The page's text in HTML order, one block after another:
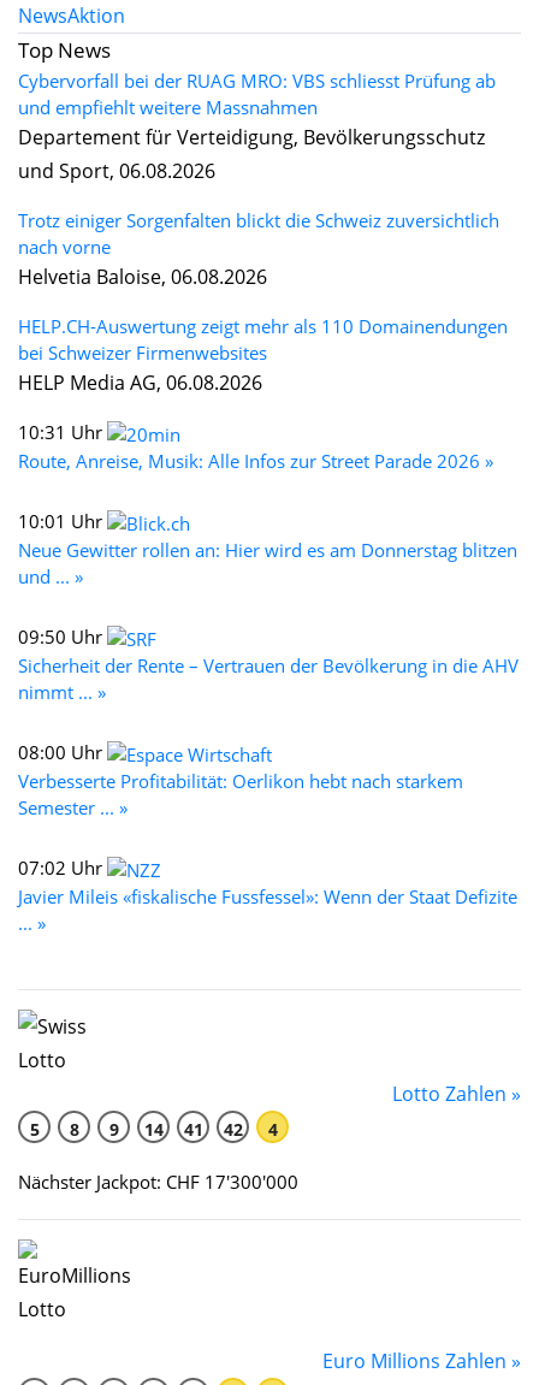
NewsAktion
Top News
Cybervorfall bei der RUAG MRO: VBS schliesst Prüfung ab
und empfiehlt weitere Massnahmen
Departement für Verteidigung, Bevölkerungsschutz
und Sport, 06.08.2026
Trotz einiger Sorgenfalten blickt die Schweiz zuversichtlich
nach vorne
Helvetia Baloise, 06.08.2026
HELP.CH-Auswertung zeigt mehr als 110 Domainendungen
bei Schweizer Firmenwebsites
HELP Media AG, 06.08.2026
10:31 Uhr
Route, Anreise, Musik: Alle Infos zur Street Parade 2026 »
10:01 Uhr
Neue Gewitter rollen an: Hier wird es am Donnerstag blitzen
und ... »
09:50 Uhr
Sicherheit der Rente – Vertrauen der Bevölkerung in die AHV
nimmt ... »
08:00 Uhr
Verbesserte Profitabilität: Oerlikon hebt nach starkem
Semester ... »
07:02 Uhr
Javier Mileis «fiskalische Fussfessel»: Wenn der Staat Defizite
... »
Lotto Zahlen »
5 8 9 14 41 42 4
Nächster Jackpot: CHF 17'300'000
Euro Millions Zahlen »